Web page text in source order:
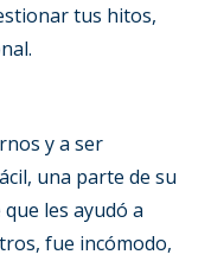
tus hitos,
y a ser
una parte de su
les ayudó a
fue incómodo,